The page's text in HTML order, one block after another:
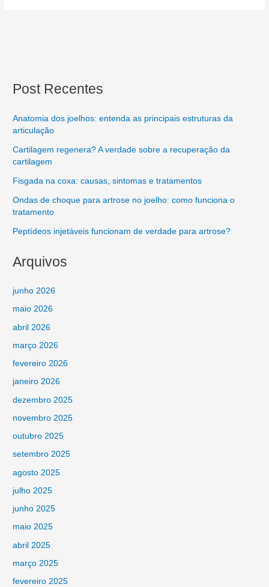
Post Recentes
Anatomia dos joelhos: entenda as principais estruturas da
articulação
Cartilagem regenera? A verdade sobre a recuperação da
cartilagem
Fisgada na coxa: causas, sintomas e tratamentos
Ondas de choque para artrose no joelho: como funciona o
tratamento
Peptídeos injetáveis funcionam de verdade para artrose?
Arquivos
junho 2026
maio 2026
abril 2026
março 2026
fevereiro 2026
janeiro 2026
dezembro 2025
novembro 2025
outubro 2025
setembro 2025
agosto 2025
julho 2025
junho 2025
maio 2025
abril 2025
março 2025
fevereiro 2025